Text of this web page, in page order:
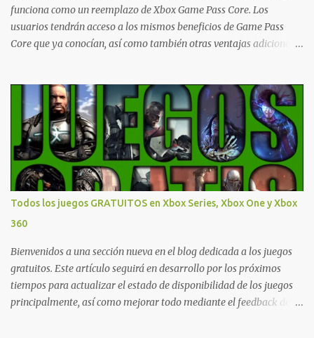
Xbox One también aplican a Xbox Series, a excepción de los jue...
funciona como un reemplazo de Xbox Game Pass Core. Los
usuarios tendrán acceso a los mismos beneficios de Game Pass
Core que ya conocían, así como también otras ventajas adicionales
que están en Xbox y PC, que van desde skins, desbloqueo de
personajes, paquetes de armas hasta emotes, monedas virtuales y
más para diferentes títulos. Todas estas ventajas se pueden
reclamar desde la sección de Game Pass o en tu aplicación de Xbox
yendo directamente a la pestaña de Game Pass. Essential también
ahora sumará el acceso a la Nube de Xbox, el cual nos permitite
jugar una pequeña porción de los juegos de la suscripción
mediante xCloud y más de 600 juegos compatibles si es que los
compramos previamente (con más títulos en camino a ser
compatibles con la función Transmite tu Propios Juegos). Pueden
leer más...
Todos los juegos GRATUITOS en Xbox Series, Xbox One y Xbox
360
Bienvenidos a una sección nueva en el blog dedicada a los juegos
gratuitos. Este artículo seguirá en desarrollo por los próximos
tiempos para actualizar el estado de disponibilidad de los juegos
principalmente, así como mejorar todo mediante el feedback de